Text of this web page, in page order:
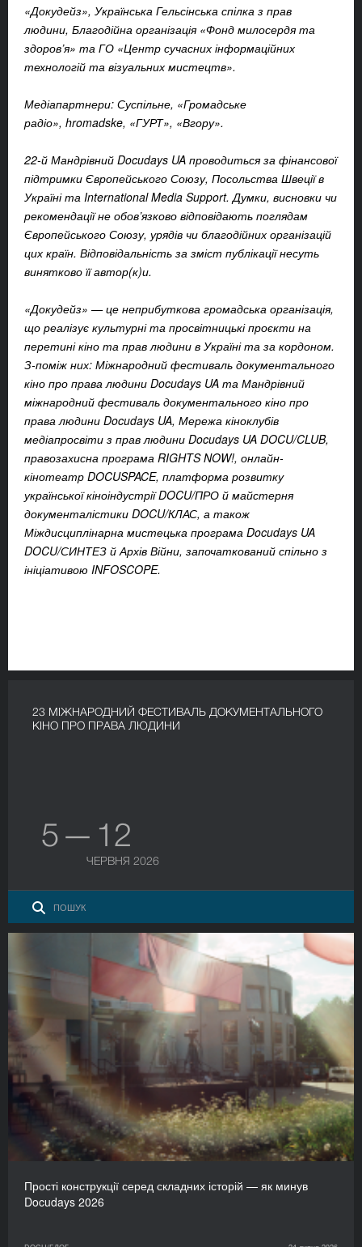
«Докудейз», Українська Гельсінська спілка з прав
людини, Благодійна організація «Фонд милосердя та
здоров’я» та ГО «Центр сучасних інформаційних
технологій та візуальних мистецтв».
Медіапартнери: Суспільне, «Громадське
радіо», hromadske, «ГУРТ», «Вгору».
22-й Мандрівний Docudays UA проводиться за фінансової
підтримки Європейського Союзу, Посольства Швеції в
Україні та International Media Support. Думки, висновки чи
рекомендації не обов’язково відповідають поглядам
Європейського Союзу, урядів чи благодійних організацій
цих країн. Відповідальність за зміст публікації несуть
винятково її автор(к)и.
«Докудейз» — це неприбуткова громадська організація,
що реалізує культурні та просвітницькі проєкти на
перетині кіно та прав людини в Україні та за кордоном.
З-поміж них: Міжнародний фестиваль документального
кіно про права людини Docudays UA та Мандрівний
міжнародний фестиваль документального кіно про
права людини Docudays UA, Мережа кіноклубів
медіапросвіти з прав людини Docudays UA DOCU/CLUB,
правозахисна програма RIGHTS NOW!, онлайн-
кінотеатр DOCUSPACE, платформа розвитку
української кіноіндустрії DOCU/ПРО й майстерня
документалістики DOCU/КЛАС, а також
Міждисциплінарна мистецька програма Docudays UA
DOCU/СИНТЕЗ й Архів Війни, започаткований спільно з
ініціативою INFOSCOPE.
23 МІЖНАРОДНИЙ ФЕСТИВАЛЬ ДОКУМЕНТАЛЬНОГО
КІНО ПРО ПРАВА ЛЮДИНИ
5 — 12
ЧЕРВНЯ 2026
Прості конструкції серед складних історій — як минув
Docudays 2026